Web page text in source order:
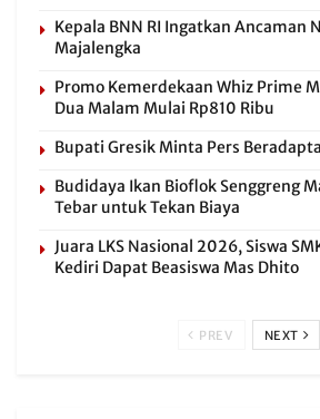
Kepala BNN RI Ingatkan Ancaman
Majalengka
Promo Kemerdekaan Whiz Prime
Dua Malam Mulai Rp810 Ribu
Bupati Gresik Minta Pers
Budidaya Ikan Bioflok Senggreng
Tebar untuk Tekan Biaya
Juara LKS Nasional 2026, Siswa
Kediri Dapat Beasiswa Mas Dhito
PREV NEXT